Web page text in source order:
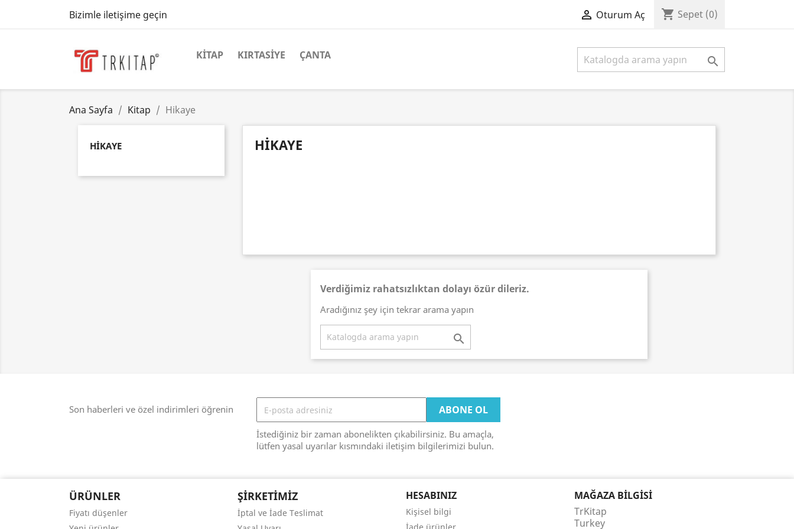
Bizimle iletişime geçin  Oturum Aç shopping_cart Sepet (0)
KITAP KIRTASIYE ÇANTA 
Ana Sayfa Kitap Hikaye
HIKAYE HIKAYE
Verdiğimiz rahatsızlıktan dolayı özür dileriz.
Aradığınız şey için tekrar arama yapın

Son haberleri ve özel indirimleri öğrenin
İstediğiniz bir zaman abonelikten çıkabilirsiniz. Bu amaçla,
lütfen yasal uyarılar kısmındaki iletişim bilgilerimizi bulun.
ÜRÜNLER
Fiyatı düşenler
ŞIRKETIMIZ
İptal ve İade Teslimat
HESABINIZ
Kişisel bilgi
MAĞAZA BILGISI
TrKitap
Turkey